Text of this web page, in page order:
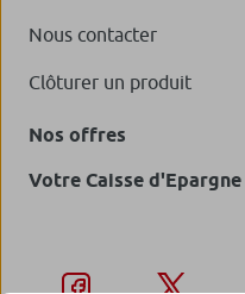
Nous contacter
Clôturer un produit
Nos offres
Votre Caisse d'Epargne